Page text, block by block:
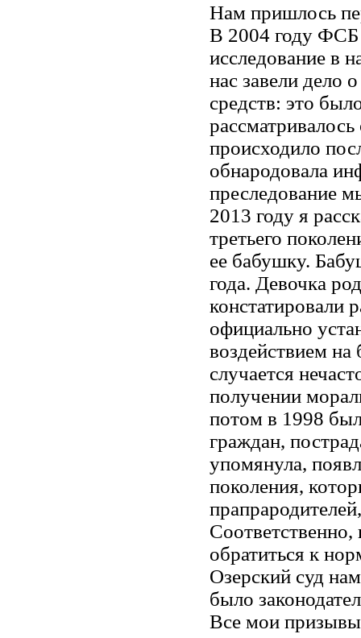
Нам пришлось
В 2004 году ФСБ
исследование в
нас завели дело
средств: это
происходило
обнародовала
преследование
2013 году я
третьего
ее бабушку.
года. Девочка
констатировали
официально
воздействием на
случается
получении
потом в 1998
граждан,
упомянула,
поколения,
обратиться к
Озерский суд
было
Все мои призывы